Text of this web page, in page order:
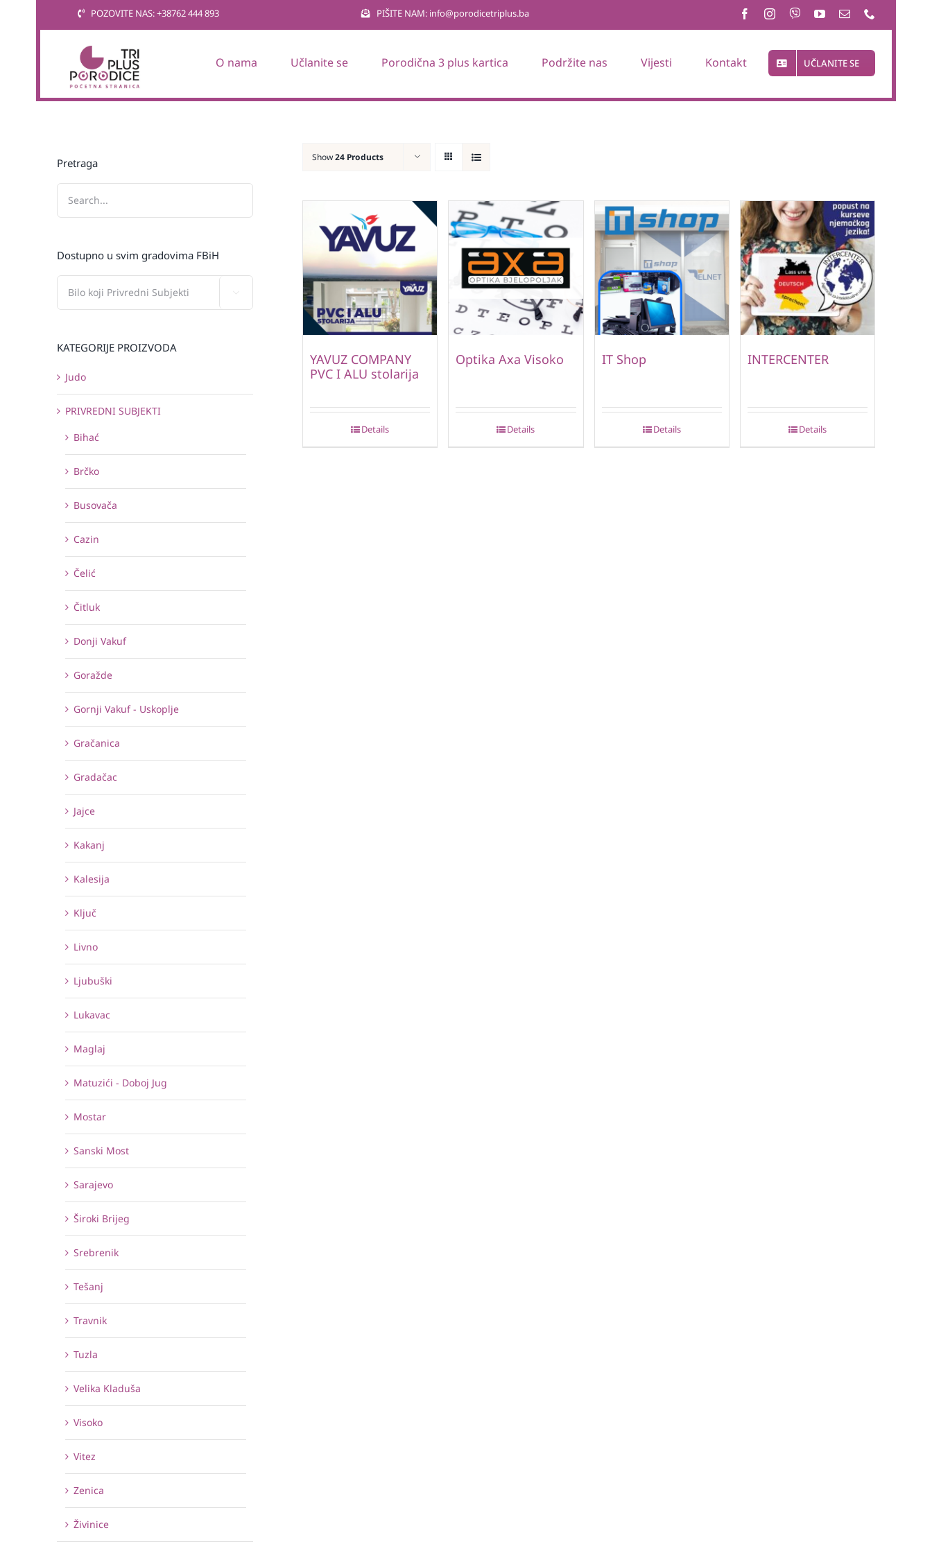
POZOVITE NAS: +38762 444 893 PIŠITE NAM: info@porodicetriplus.ba
O nama Učlanite se Porodična 3 plus kartica Podržite nas Vijesti Kontakt UČLANITE SE
Show24 Products
YAVUZ COMPANY
PVC I ALU stolarija
Details
Optika Axa Visoko
Details
IT Shop
Details
INTERCENTER
Details
Pretraga
Dostupno u svim gradovima FBiH
KATEGORIJE PROIZVODA
Judo
PRIVREDNI SUBJEKTI
Bihać
Brčko
Busovača
Cazin
Čelić
Čitluk
Donji Vakuf
Goražde
Gornji Vakuf - Uskoplje
Gračanica
Gradačac
Jajce
Kakanj
Kalesija
Ključ
Livno
Ljubuški
Lukavac
Maglaj
Matuzići - Doboj Jug
Mostar
Sanski Most
Sarajevo
Široki Brijeg
Srebrenik
Tešanj
Travnik
Tuzla
Velika Kladuša
Visoko
Vitez
Zenica
Živinice